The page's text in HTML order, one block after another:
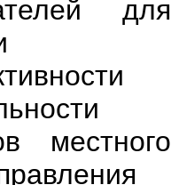
для
местного